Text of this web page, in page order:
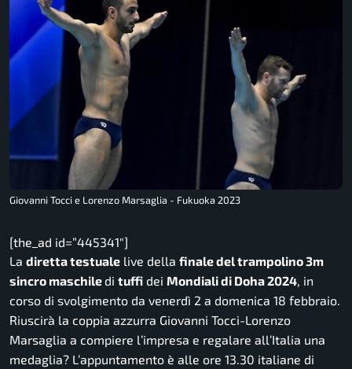
Giovanni Tocci e Lorenzo Marsaglia - Fukuoka 2023
[the_ad id=”445341″]
La diretta testuale live della finale del trampolino 3m
sincro maschile di tuffi dei Mondiali di Doha 2024, in
corso di svolgimento da venerdì 2 a domenica 18 febbraio.
Riuscirà la coppia azzurra Giovanni Tocci-Lorenzo
Marsaglia a compiere l’impresa e regalare all’Italia una
medaglia? L’appuntamento è alle ore 13.30 italiane di